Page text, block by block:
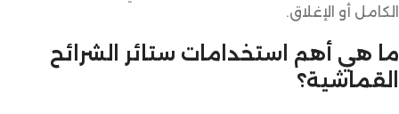
الكامل أو الإغلاق.
ما هي أهم استخدامات ستائر الشرائح
القماشية؟